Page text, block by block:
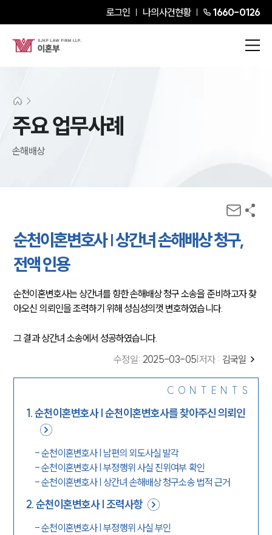
로그인 나의사건현황 1660-0126
주요 업무사례
손해배상
순천이혼변호사 | 상간녀 손해배상 청구,
전액 인용
순천이혼변호사는 상간녀를 향한 손해배상 청구 소송을 준비하고자 찾
아오신 의뢰인을 조력하기 위해 성심성의껏 변호하였습니다.
그 결과 상간녀 소송에서 성공하였습니다.
수정일: 2025-03-05 저자 : 김국일
CONTENTS
1.순천이혼변호사 | 순천이혼변호사를 찾아주신 의뢰인
-순천이혼변호사 | 남편의 외도사실 발각
-순천이혼변호사 | 부정행위 사실 진위여부 확인
-순천이혼변호사 | 상간녀 손해배상 청구소송 법적 근거
2.순천이혼변호사 | 조력사항
-순천이혼변호사 | 부정행위 사실 부인